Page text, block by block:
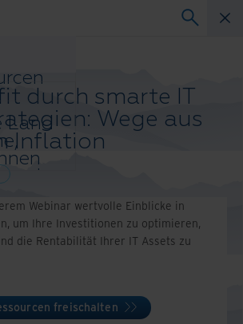
Land
Africa
durch smarte IT
Wege aus
Inflation
Webinar wertvolle Einblicke in
um Ihre Investitionen zu optimieren,
die Rentabilität Ihrer IT Assets zu
freischalten